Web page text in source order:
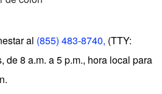
al (855) 483-8740, (TTY:
de 8 a.m. a 5 p.m., hora local para